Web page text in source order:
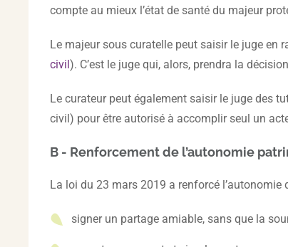
compte au mieux l’état de santé du majeur
Le majeur sous curatelle peut saisir le juge en
civil). C’est le juge qui, alors, prendra la
Le curateur peut également saisir le juge des
civil) pour être autorisé à accomplir seul un
B - Renforcement de l’autonomie
La loi du 23 mars 2019 a renforcé
signer un partage amiable, sans que la